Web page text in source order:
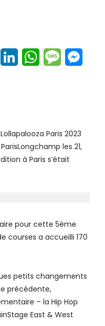
Pinterest
LinkedInWhatsApp
Paris 2023
les 21,
à Paris s’était
pour cette 5ème
courses a accueilli 170
petits changements
précédente,
– la Hip Hop
East & West